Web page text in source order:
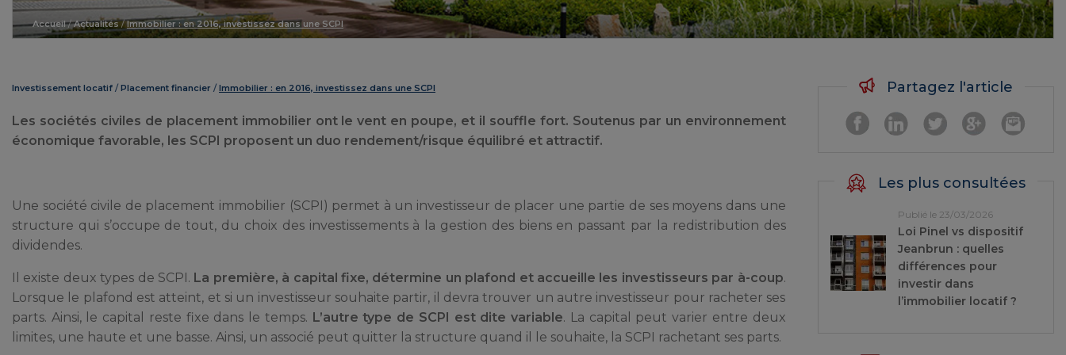
Accueil/Actualités/Immobilier : en 2016, investissez dans une SCPI
Investissement locatif Placement financier Immobilier : en 2016, investissez dans une SCPI
Les sociétés civiles de placement immobilier ont le vent en poupe, et il souffle fort. Soutenus par un environnement
économique favorable, les SCPI proposent un duo rendement/risque équilibré et attractif.
Une société civile de placement immobilier (SCPI) permet à un investisseur de placer une partie de ses moyens dans une
structure qui s’occupe de tout, du choix des investissements à la gestion des biens en passant par la redistribution des
dividendes.
Il existe deux types de SCPI. La première, à capital fixe, détermine un plafond et accueille les investisseurs par à-coup.
Lorsque le plafond est atteint, et si un investisseur souhaite partir, il devra trouver un autre investisseur pour racheter ses
parts. Ainsi, le capital reste fixe dans le temps. L’autre type de SCPI est dite variable. La capital peut varier entre deux
limites, une haute et une basse. Ainsi, un associé peut quitter la structure quand il le souhaite, la SCPI rachetant ses parts.
Partagez l'article
Les plus consultées
Publié le 23/03/2026
Loi Pinel vs dispositif
Jeanbrun : quelles
différences pour
investir dans
l’immobilier locatif ?